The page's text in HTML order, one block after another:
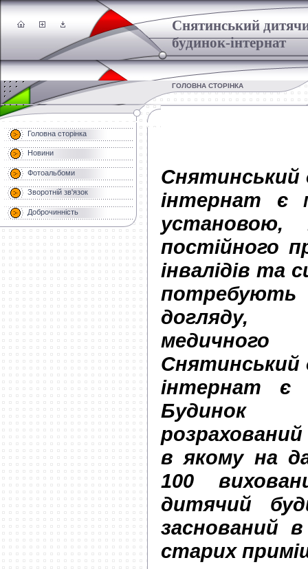
Снятинський
будинок-інтернат
ГОЛОВНА СТОРІНКА
Головна сторінка
Новини
Фотоальбоми
Зворотній зв'язок
Доброчинність
Снятинський
інтернат є
установою,
постійного
інвалідів та
догляду,
медичного
Снятинський
інтернат є
розрахований
в якому на
100
дитячий
заснований
старих